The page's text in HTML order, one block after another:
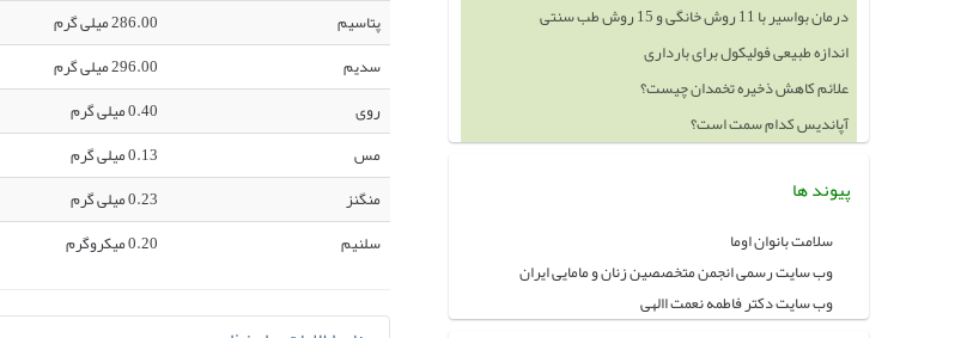
پتاسیم
286.00 میلی گرم
سدیم
296.00 میلی گرم
روی
0.40 میلی گرم
مس
0.13 میلی گرم
منگنز
0.23 میلی گرم
سلنیم
0.20 میکروگرم
درمان بواسیر با 11 روش خانگی و 15 روش طب سنتی
اندازه طبیعی فولیکول برای بارداری
علائم کاهش ذخیره تخمدان چیست؟
آپاندیس کدام سمت است؟
پیوند ها
سلامت بانوان اوما
وب سایت رسمی انجمن متخصصین زنان و مامایی ایران
وب سایت دکتر فاطمه نعمت االهی